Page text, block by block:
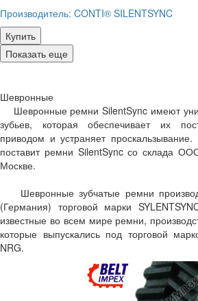
Производитель: CONTI® SILENTSYNC
Купить
Показать еще
Шевронные
Шевронные ремни SilentSync имеют
зубьев, которая обеспечивает их
приводом и устраняет
поставит ремни SilentSync со склада
Москве.
Шевронные зубчатые ремни
(Германия) торговой марки
известные во всем мире ремни,
которые выпускались под торговой
NRG.